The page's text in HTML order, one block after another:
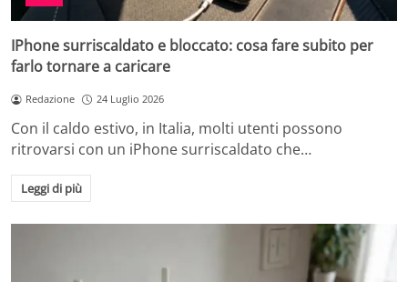
IPhone surriscaldato e bloccato: cosa fare subito per
farlo tornare a caricare
Redazione 24 Luglio 2026
Con il caldo estivo, in Italia, molti utenti possono
ritrovarsi con un iPhone surriscaldato che…
Leggi di più